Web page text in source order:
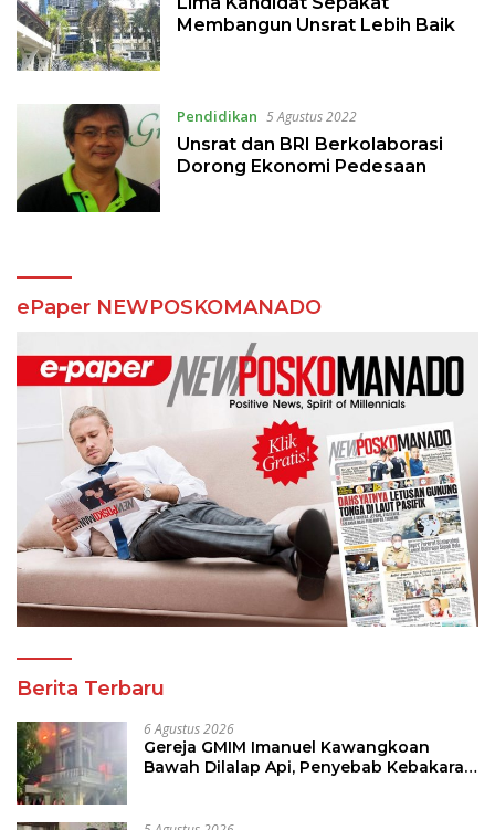
Membangun Unsrat Lebih Baik
Pendidikan 5 Agustus 2022
Unsrat dan BRI Berkolaborasi
Dorong Ekonomi Pedesaan
ePaper NEWPOSKOMANADO
Berita Terbaru
6 Agustus 2026
Gereja GMIM Imanuel Kawangkoan
Bawah Dilalap Api, Penyebab Kebakaran